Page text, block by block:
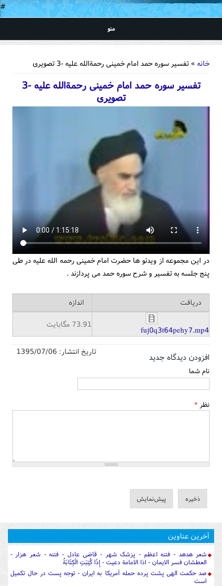
#
منو
خانه » تفسیر سوره حمد امام خمینی رحمةالله علیه -3 تصویری
تفسیر سوره حمد امام خمینی رحمةالله علیه -3
تصویری
در این مجموعه از ویدئو ها حضرت امام خمینی رحمه الله علیه در طی
پنج جلسه به تفسیر و شرح سوره حمد می پردازند .
دریافت اندازه
fuj0q3t64pehy7.mp4
73.91 مگابایت
تاریخ انتشار: 1395/07/06 افزودن دیدگاه جدید
نام شما
نظر *
آخرین عناوین
شعر هدهد - فتنه اعظم - پزشک شهر - قاضی عادل - فتنه - شعر هزار -
العطشان فسر الایمان - اذا الامامة دعیت - إِذَا كُتِبَتِ الْكِتَابَةُ
صد حکمت الهی پشت پرده حمله آمریکا به ایران - توجه پست در حال تکمیل
است